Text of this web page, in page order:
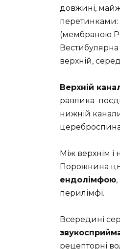
довжині,
перетинками:
(мембраною
верхній,
Верхній
равлика
нижній
Між верхнім
Порожнина
ендолімфою
перилімфі.
Всередині
рецепторні